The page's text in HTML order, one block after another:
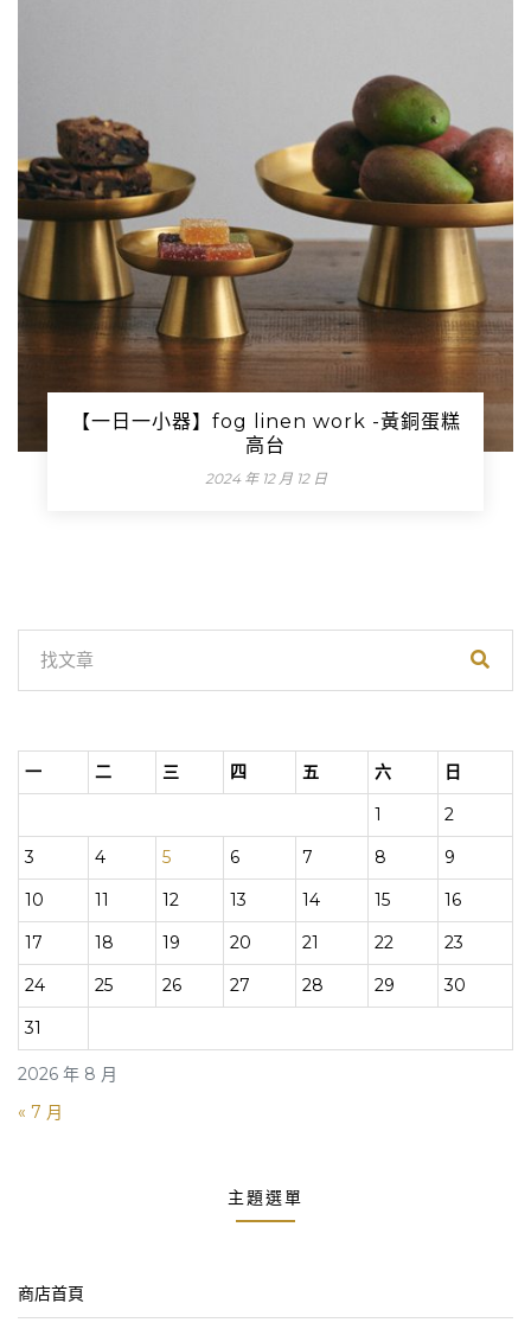
【一日一小器】fog linen work -黃銅蛋糕
高台
2024 年 12 月 12 日
2026 年 8 月
一 二 三 四 五 六
日
1
2
3
4 5 6 7 8
9
10
11 12 13 14 15
16
17
18 19 20 21 22
23
24
25 26 27 28 29
30
31
« 7 月
主題選單
商店首頁